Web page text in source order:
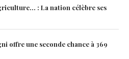
: La nation célèbre ses
offre une seconde chance à 369